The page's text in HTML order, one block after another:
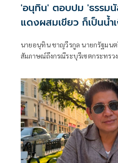
'อนุทิน' ตอบปม 'ธรรมนั
แดงผสมเขียว ก็เป็นน้ำ
นายอนุทิน ชาญวีรกูล นายกรัฐมน
สัมภาษณ์ถึงกรณีระบุรีเซตกระทรว